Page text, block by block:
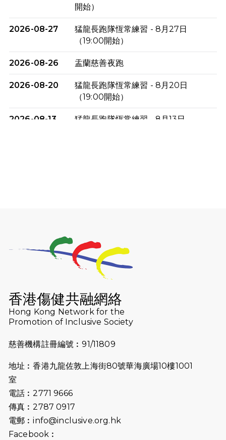
開始）
2026-08-27
猛龍長跑隊恆常練習 - 8月27日
（19:00開始）
2026-08-26 盂蘭慈善夜跑
2026-08-20
猛龍長跑隊恆常練習 - 8月20日
（19:00開始）
2026-08-13
猛龍長跑隊恆常練習 - 8月13日
2026-07-23
猛龍長跑隊恆常練習 - 7月23日
（19:00開始）
猛龍長跑隊恆常練習 - 7月16日
2026-07-10
【猛龍戈壁118公里分享暨香港傷健共
融網絡15周年晚宴】
2026-07-09
猛龍長跑隊恆常練習 - 7月9日（19:00
2026-07-02
2026-06-25
（19:00開始）
香港傷健共融網絡
Hong Kong Network for the
Promotion of Inclusive Society
慈善機構註冊編號︰91/11809
地址︰香港九龍佐敦上海街80號華海廣場10樓1001
室
電話︰2771 9666
傳真︰2787 0917
電郵︰info@inclusive.org.hk
Facebook︰